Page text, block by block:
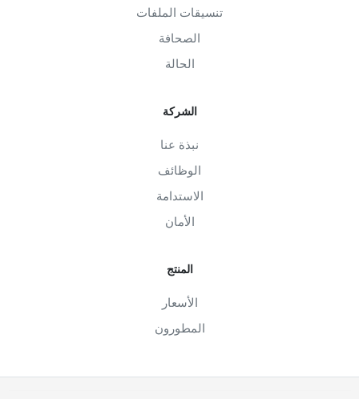
تنسيقات الملفات
الصحافة
الحالة
الشركة
نبذة عنا
الوظائف
الاستدامة
الأمان
المنتج
الأسعار
المطورون